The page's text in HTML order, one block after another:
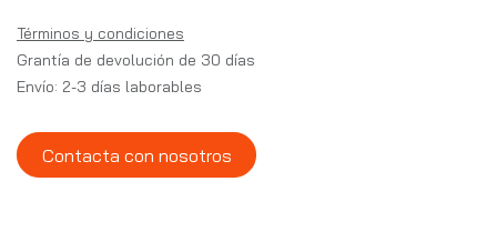
Términos y condiciones
Grantía de devolución de 30 días
Envío: 2-3 días laborables
Contacta con nosotros